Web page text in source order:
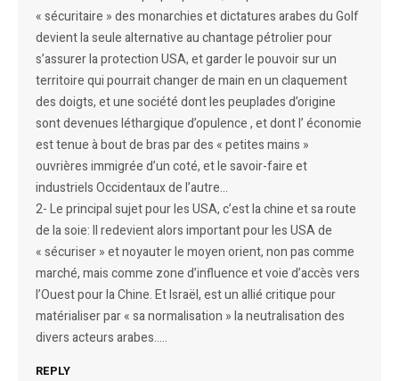
« sécuritaire » des monarchies et dictatures arabes du Golf
devient la seule alternative au chantage pétrolier pour
s’assurer la protection USA, et garder le pouvoir sur un
territoire qui pourrait changer de main en un claquement
des doigts, et une société dont les peuplades d’origine
sont devenues léthargique d’opulence , et dont l’ économie
est tenue à bout de bras par des « petites mains »
ouvrières immigrée d’un coté, et le savoir-faire et
industriels Occidentaux de l’autre…
2- Le principal sujet pour les USA, c’est la chine et sa route
de la soie: Il redevient alors important pour les USA de
« sécuriser » et noyauter le moyen orient, non pas comme
marché, mais comme zone d’influence et voie d’accès vers
l’Ouest pour la Chine. Et Israël, est un allié critique pour
matérialiser par « sa normalisation » la neutralisation des
divers acteurs arabes…..
REPLY